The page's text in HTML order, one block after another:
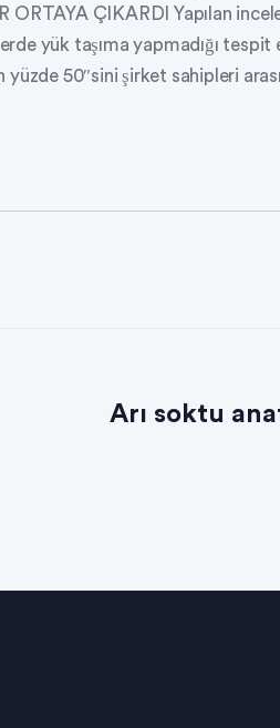
ORTAYA ÇIKARDI Yapılan
yük taşıma yapmadığı tespit
50″sini şirket sahipleri
Arı soktu